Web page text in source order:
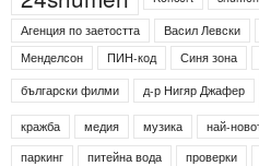
Агенция по заетостта
Васил Левски
Менделсон
ПИН-код Синя зона
български филми
д-р Нигяр Джафер
кражба медия музика най-
паркинг питейна вода проверки